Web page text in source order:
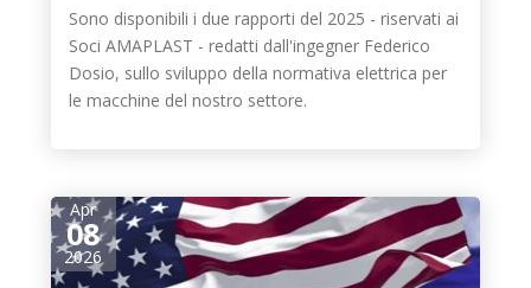
Sono disponibili i due rapporti del 2025 - riservati ai
Soci AMAPLAST - redatti dall'ingegner Federico
Dosio, sullo sviluppo della normativa elettrica per
le macchine del nostro settore.
Apr
08
2026